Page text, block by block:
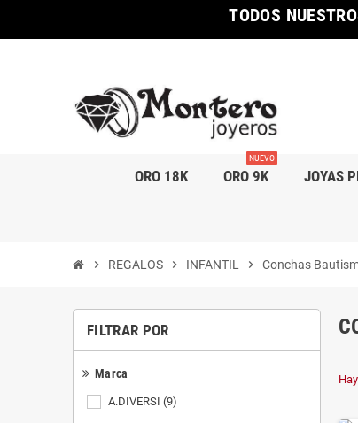
TODOS
ORO 18K ORO 9K
NUEVO
JOYAS
chevron_right REGALOS chevron_right INFANTIL chevron_right Conchas
FILTRAR POR
Marca
A.DIVERSI (9)